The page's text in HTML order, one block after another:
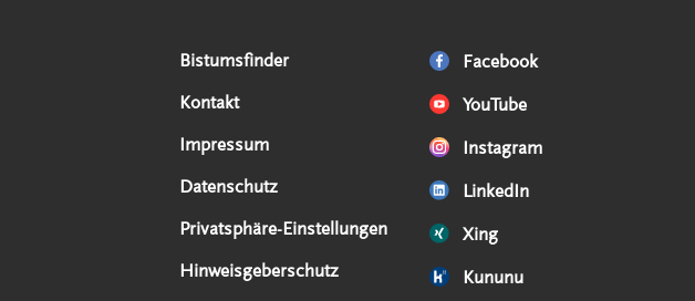
Serviceangebote
Bistumsfinder
Kontakt
Impressum
Datenschutz
Privatsphäre-Einstellungen
Hinweisgeberschutz
Social Media Angebote Facebook
YouTube
Instagram
LinkedIn
Xing
Kununu
Externe Links